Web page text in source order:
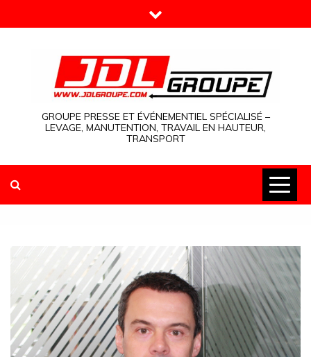
to
GROUPE PRESSE ET ÉVÉNEMENTIEL SPÉCIALISÉ –
LEVAGE, MANUTENTION, TRAVAIL EN HAUTEUR,
TRANSPORT